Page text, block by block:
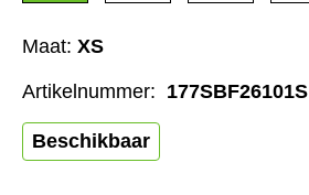
Maat: XS
Beschikbaar
Artikelnummer: 177SBF26101S